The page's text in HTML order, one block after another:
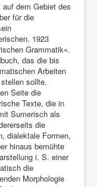
dem Gebiet des
für die
1923
Grammatik«.
das die bis
Arbeiten
sollte.
Seite die
Texte, die in
Sumerisch als
die
dialektale Formen,
hinaus bemühte
i. S. einer
die
Morphologie